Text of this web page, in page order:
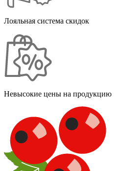
Лояльная система скидок
Невысокие цены на продукцию